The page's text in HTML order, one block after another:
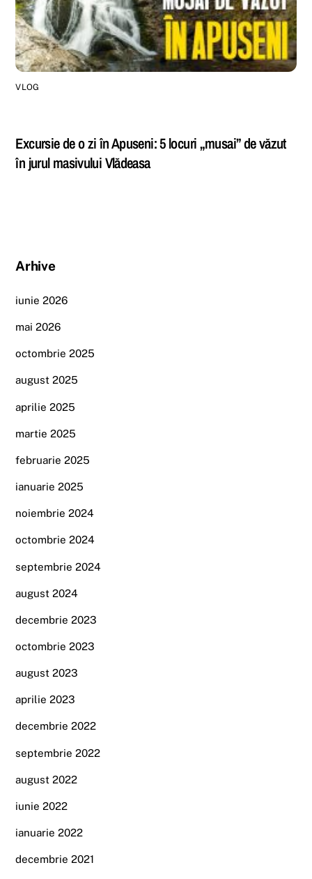
VLOG
Excursie de o zi în Apuseni: 5 locuri „musai” de văzut
în jurul masivului Vlădeasa
Arhive
iunie 2026
mai 2026
octombrie 2025
august 2025
aprilie 2025
martie 2025
februarie 2025
ianuarie 2025
noiembrie 2024
octombrie 2024
septembrie 2024
august 2024
decembrie 2023
octombrie 2023
august 2023
aprilie 2023
decembrie 2022
septembrie 2022
august 2022
iunie 2022
ianuarie 2022
decembrie 2021